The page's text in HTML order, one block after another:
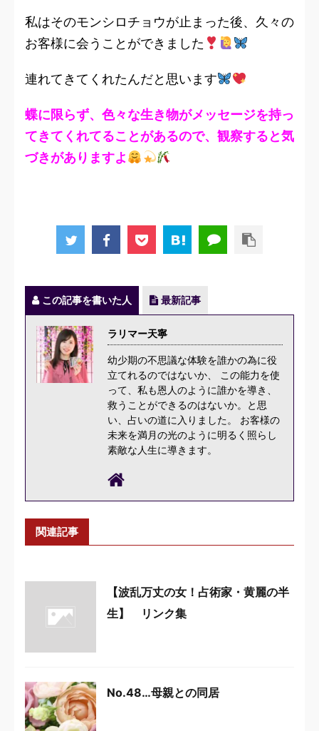
私はそのモンシロチョウが止まった後、久々の
お客様に会うことができました
連れてきてくれたんだと思います
蝶に限らず、色々な生き物がメッセージを持っ
てきてくれてることがあるので、観察すると気
づきがありますよ
この記事を書いた人 最新記事
ラリマー天寧
幼少期の不思議な体験を誰かの為に役
立てれるのではないか、 この能力を使
って、私も恩人のように誰かを導き、
救うことができるのはないか。と思
い、占いの道に入りました。 お客様の
未来を満月の光のように明るく照らし
素敵な人生に導きます。
関連記事
【波乱万丈の女！占術家・黄麗の半
生】 リンク集
No.48…母親との同居